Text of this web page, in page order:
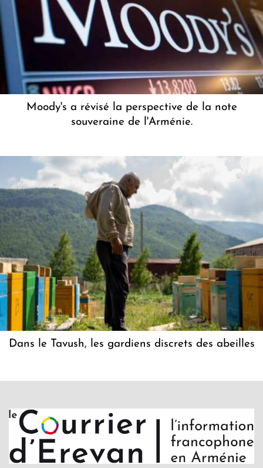
Moody's a révisé la perspective de la note
souveraine de l'Arménie.
Dans le Tavush, les gardiens discrets des abeilles